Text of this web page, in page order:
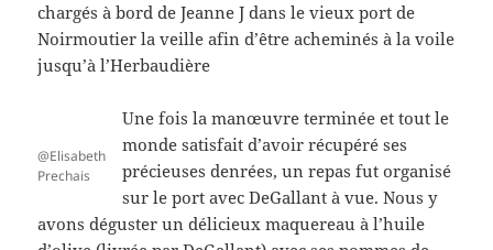
chargés à bord de Jeanne J dans le vieux port de
Noirmoutier la veille afin d’être acheminés à la voile
jusqu’à l’Herbaudière
@Elisabeth
Prechais
Une fois la manœuvre terminée et tout le
monde satisfait d’avoir récupéré ses
précieuses denrées, un repas fut organisé
sur le port avec DeGallant à vue. Nous y
avons déguster un délicieux maquereau à l’huile